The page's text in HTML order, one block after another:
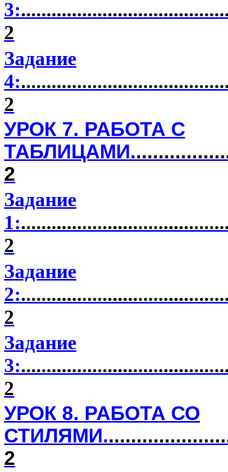
3:
2
Задание
4:
2
УРОК 7. РАБОТА С
ТАБЛИЦАМИ.
2
Задание
1:
2
Задание
2:
2
Задание
3:
2
УРОК 8. РАБОТА СО
СТИЛЯМИ.
2